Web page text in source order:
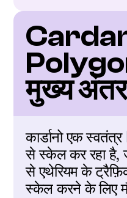
मुख्य
कार्डानो एक
से स्केल कर रहा है,
से एथेरियम के
स्केल करने के लिए